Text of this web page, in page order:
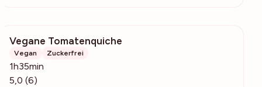
Vegane Tomatenquiche
Vegan Zuckerfrei
1h35min
5,0 (6)